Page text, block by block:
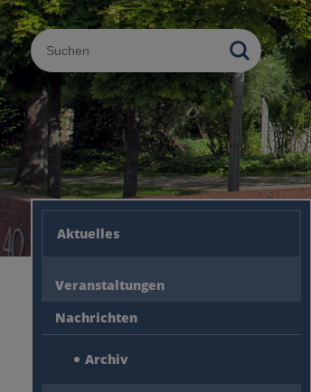
Sucheingabe
Aktuelles
Veranstaltungen
Nachrichten
Archiv